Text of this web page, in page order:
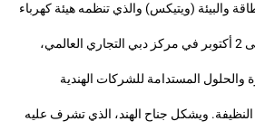
والبيئة (ويتيكس) والذي تنظمه هيئة كهرباء
ومياه دبي من 30 سبتمبر إلى 2 أكتوبر في مركز دبي التجاري العالمي،
والحلول المستدامة للشركات الهندية
النظيفة. ويشكل جناح الهند، الذي تشرف عليه